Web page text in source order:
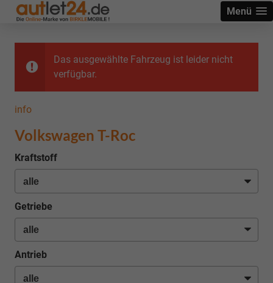
Menü
Das ausgewählte Fahrzeug ist leider nicht
verfügbar.
info
Volkswagen T-Roc
Kraftstoff
Getriebe
Antrieb